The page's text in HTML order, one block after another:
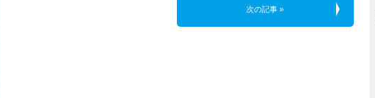
次の記事 »